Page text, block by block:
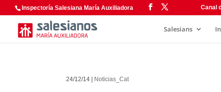
Inspectoría Salesiana María Auxiliadora Canal
Salesians
24/12/14 Noticias_Cat